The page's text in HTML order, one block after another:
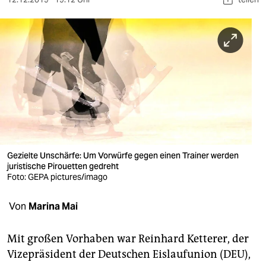
sport
berlin
nord
wahrheit
verlag
verlag
veranstaltungen
unterstützen
Gezielte Unschärfe: Um Vorwürfe gegen einen Trainer werden
juristische Pirouetten gedreht
Foto: GEPA pictures/imago
Von Marina Mai
Mit großen Vorhaben war Reinhard Ketterer, der
Vizepräsident der Deutschen Eislaufunion (DEU),